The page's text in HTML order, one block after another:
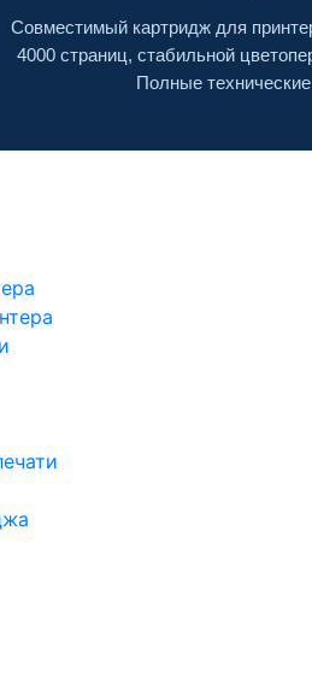
Совместимый картридж для
4000 страниц, стабильной
Полные